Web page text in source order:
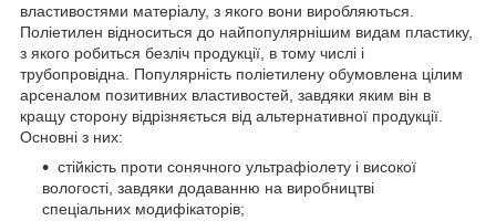
властивостями матеріалу, з якого вони виробляються.
Поліетилен відноситься до найпопулярнішим видам пластику,
з якого робиться безліч продукції, в тому числі і
трубопровідна. Популярність поліетилену обумовлена цілим
арсеналом позитивних властивостей, завдяки яким він в
кращу сторону відрізняється від альтернативної продукції.
Основні з них:
стійкість проти сонячного ультрафіолету і високої
вологості, завдяки додаванню на виробництві
спеціальних модифікаторів;